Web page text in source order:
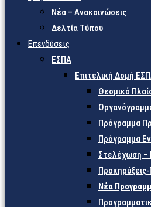
Νέα – Ανακοινώσεις
Δελτία Τύπου
Επενδύσεις
ΕΣΠΑ
Επιτελική Δομή
Θεσμικό
Πρόγραμμα
Πρόγραμμα
Στελέχωση –
Νέα